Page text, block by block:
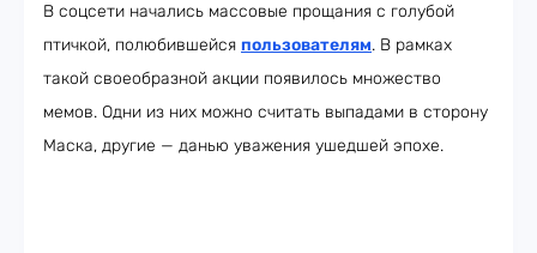
В соцсети начались массовые прощания с голубой
птичкой, полюбившейся пользователям. В рамках
такой своеобразной акции появилось множество
мемов. Одни из них можно считать выпадами в сторону
Маска, другие — данью уважения ушедшей эпохе.